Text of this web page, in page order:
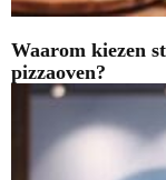
Waarom kiezen
pizzaoven?